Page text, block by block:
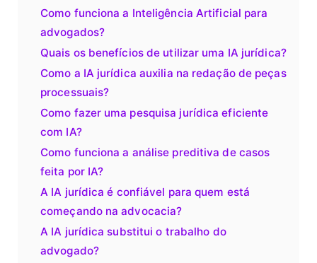
Como funciona a Inteligência Artificial para
advogados?
Quais os benefícios de utilizar uma IA jurídica?
Como a IA jurídica auxilia na redação de peças
processuais?
Como fazer uma pesquisa jurídica eficiente
com IA?
Como funciona a análise preditiva de casos
feita por IA?
A IA jurídica é confiável para quem está
começando na advocacia?
A IA jurídica substitui o trabalho do
advogado?